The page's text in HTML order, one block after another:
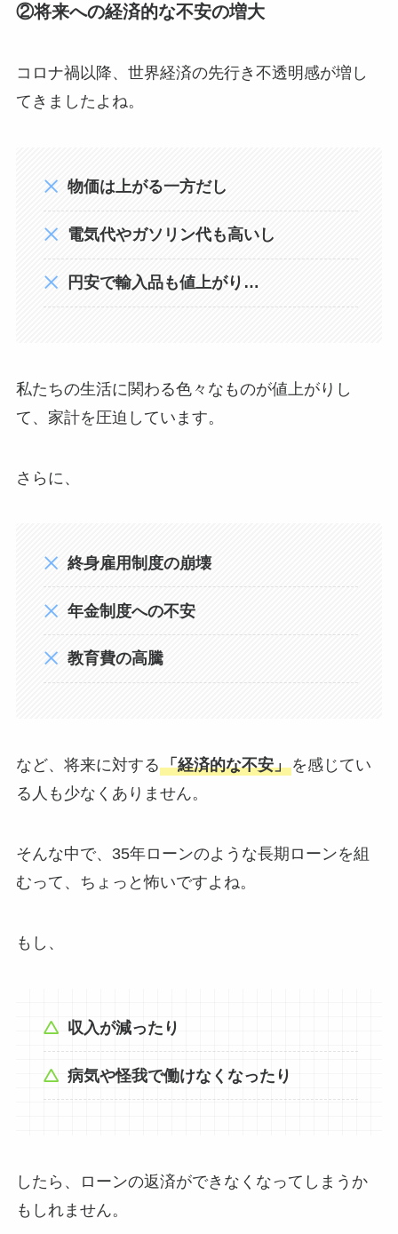
②将来への経済的な不安の増大
コロナ禍以降、世界経済の先行き不透明感が増し
てきましたよね。
物価は上がる一方だし
電気代やガソリン代も高いし
円安で輸入品も値上がり…
私たちの生活に関わる色々なものが値上がりし
て、家計を圧迫しています。
さらに、
終身雇用制度の崩壊
年金制度への不安
教育費の高騰
など、将来に対する「経済的な不安」を感じてい
る人も少なくありません。
そんな中で、35年ローンのような長期ローンを組
むって、ちょっと怖いですよね。
もし、
収入が減ったり
病気や怪我で働けなくなったり
したら、ローンの返済ができなくなってしまうか
もしれません。